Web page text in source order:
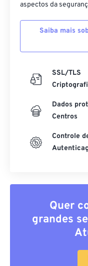
aspectos da
Saiba mais
SSL/TLS
Dados
Centros
Controle
Quer
grandes